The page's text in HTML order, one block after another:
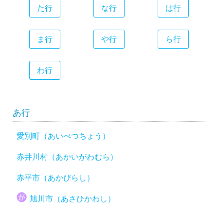
た行 な行 は行
ま行 や行 ら行
わ行
あ行
愛別町（あいべつちょう）
赤井川村（あかいがわむら）
赤平市（あかびらし）
旭川市（あさひかわし）